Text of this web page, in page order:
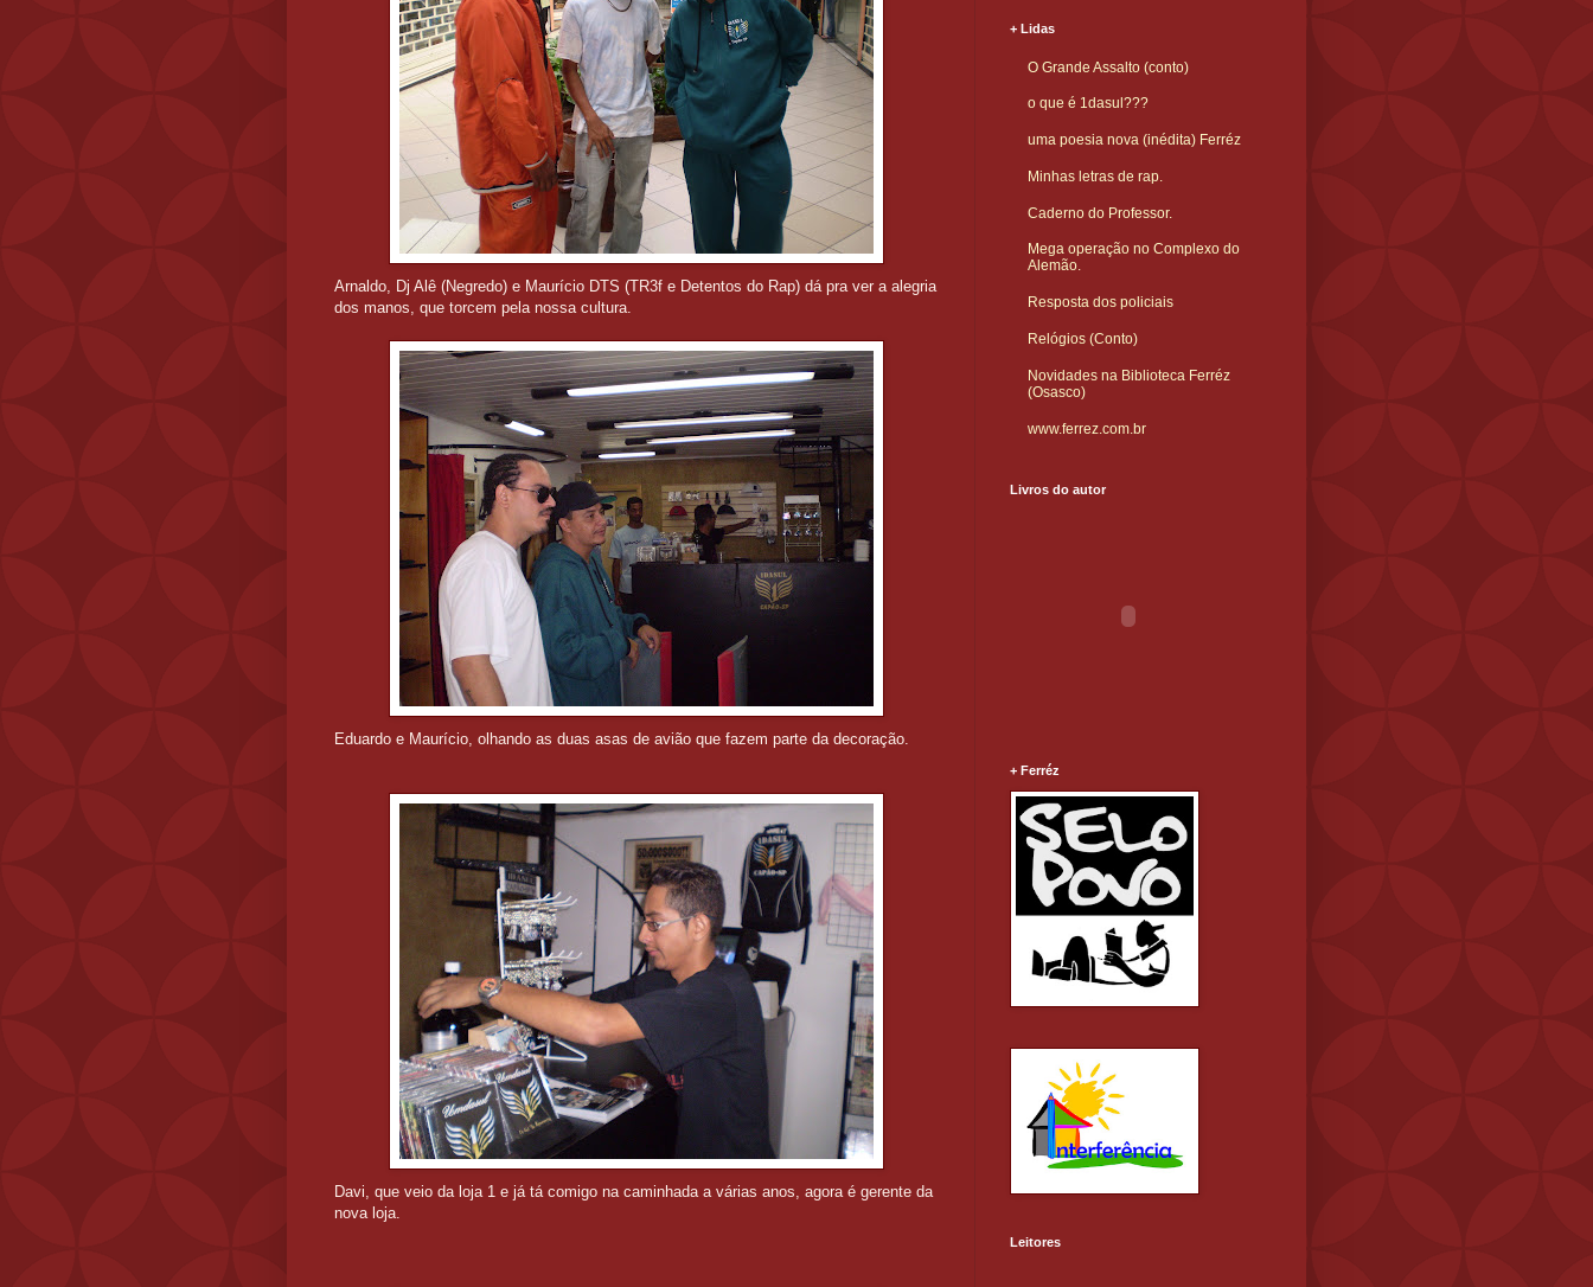
Arnaldo, Dj Alê (Negredo) e Maurício DTS (TR3f e Detentos do Rap) dá pra ver a alegria
dos manos, que torcem pela nossa cultura.
Eduardo e Maurício, olhando as duas asas de avião que fazem parte da decoração.
Davi, que veio da loja 1 e já tá comigo na caminhada a várias anos, agora é gerente da
nova loja.
+ Lidas
O Grande Assalto (conto)
o que é 1dasul???
uma poesia nova (inédita) Ferréz
Minhas letras de rap.
Caderno do Professor.
Mega operação no Complexo do
Alemão.
Resposta dos policiais
Relógios (Conto)
Novidades na Biblioteca Ferréz
(Osasco)
www.ferrez.com.br
Livros do autor
+ Ferréz
Leitores